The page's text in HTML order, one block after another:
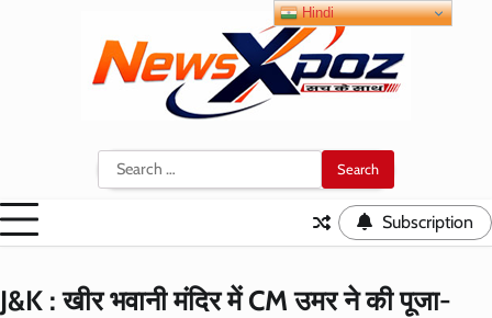
Search
for:
Subscription
J&K : खीर भवानी मंदिर में CM उमर ने की पूजा-
Hindi